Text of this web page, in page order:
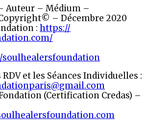
Auteur – Médium –
– Décembre 2020
: https://
et les Séances Individuelles :
gmail.com
(Certification Credas) –